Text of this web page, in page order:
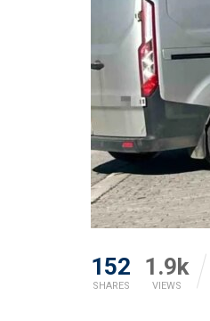
152
SHARES
1.9k
VIEWS